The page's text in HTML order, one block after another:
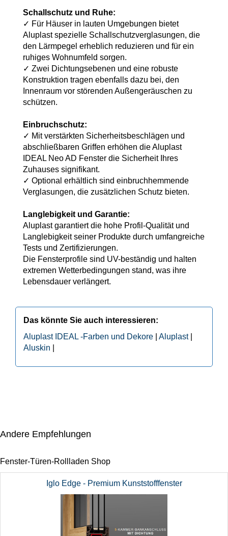
Schallschutz und Ruhe:
✓ Für Häuser in lauten Umgebungen bietet
Aluplast spezielle Schallschutzverglasungen, die
den Lärmpegel erheblich reduzieren und für ein
ruhiges Wohnumfeld sorgen.
✓ Zwei Dichtungsebenen und eine robuste
Konstruktion tragen ebenfalls dazu bei, den
Innenraum vor störenden Außengeräuschen zu
schützen.
Einbruchschutz:
✓ Mit verstärkten Sicherheitsbeschlägen und
abschließbaren Griffen erhöhen die Aluplast
IDEAL Neo AD Fenster die Sicherheit Ihres
Zuhauses signifikant.
✓ Optional erhältlich sind einbruchhemmende
Verglasungen, die zusätzlichen Schutz bieten.
Langlebigkeit und Garantie:
Aluplast garantiert die hohe Profil-Qualität und
Langlebigkeit seiner Produkte durch umfangreiche
Tests und Zertifizierungen.
Die Fensterprofile sind UV-beständig und halten
extremen Wetterbedingungen stand, was ihre
Lebensdauer verlängert.
Das könnte Sie auch interessieren:
Aluplast IDEAL -Farben und Dekore
Aluplast|
Aluskin
Andere Empfehlungen
Fenster-Türen-Rollladen Shop
Iglo Edge - Premium Kunststofffenster